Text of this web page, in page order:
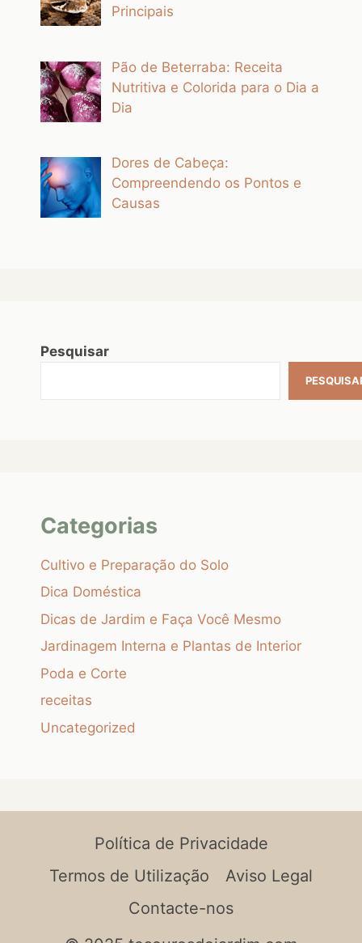
Principais
Pão de Beterraba: Receita
Nutritiva e Colorida para o Dia a
Dia
Dores de Cabeça:
Compreendendo os Pontos e
Causas
Pesquisar
Categorias
Cultivo e Preparação do Solo
Dica Doméstica
Dicas de Jardim e Faça Você Mesmo
Jardinagem Interna e Plantas de Interior
Poda e Corte
receitas
Uncategorized
Política de Privacidade
Termos de Utilização
Aviso Legal
Contacte-nos